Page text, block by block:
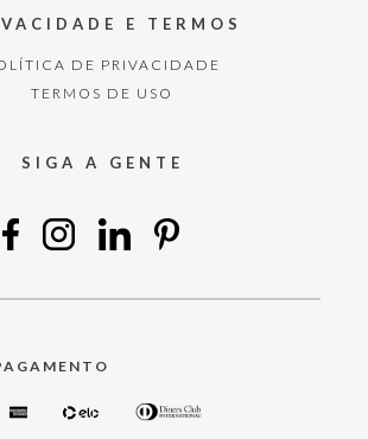
E TERMOS
DE PRIVACIDADE
TERMOS DE USO
SIGA A GENTE